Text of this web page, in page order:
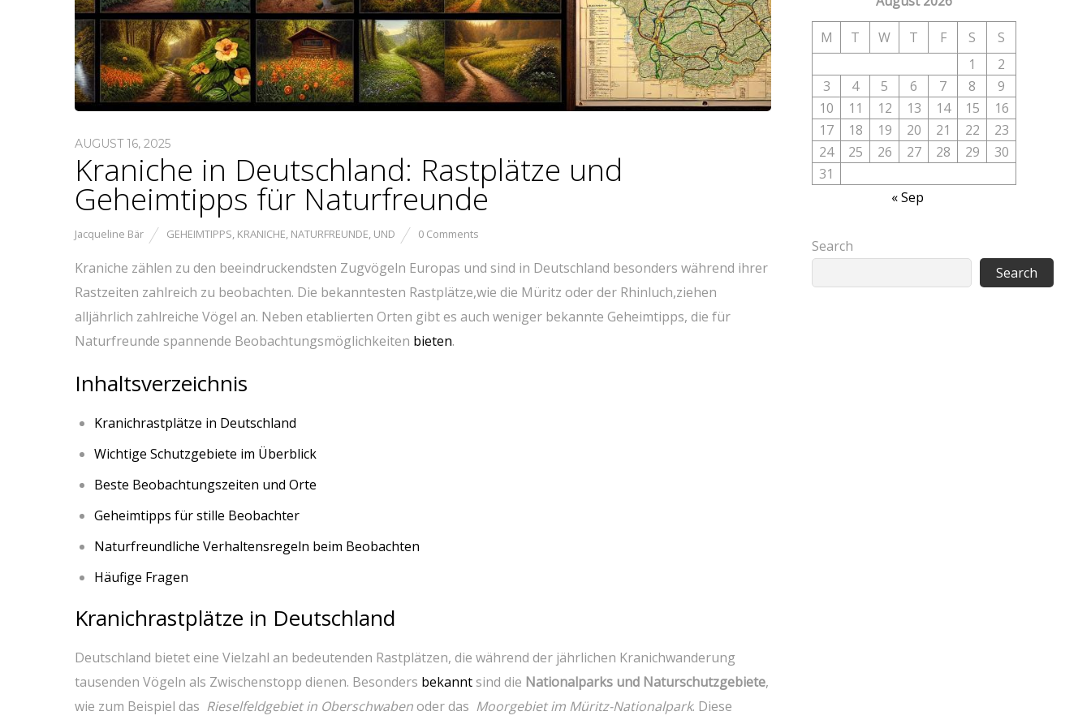
AUGUST 16, 2025
Kraniche in Deutschland: Rastplätze und
Geheimtipps für Naturfreunde
Jacqueline Bär GEHEIMTIPPS, KRANICHE, NATURFREUNDE, UND 0 Comments
Kraniche zählen zu⁤ den beeindruckendsten Zugvögeln Europas und sind in Deutschland besonders​ während ihrer
Rastzeiten ‍zahlreich zu beobachten. ⁢Die bekanntesten Rastplätze,wie⁣ die Müritz​ oder der ⁤Rhinluch,ziehen
alljährlich ​zahlreiche Vögel an. ​Neben etablierten Orten gibt es⁣ auch weniger bekannte Geheimtipps, die für
Naturfreunde ⁣spannende Beobachtungsmöglichkeiten bieten.
Inhaltsverzeichnis
Kranichrastplätze in Deutschland
Wichtige Schutzgebiete im Überblick
Beste Beobachtungszeiten ⁢und Orte
Geheimtipps‍ für stille ‍Beobachter
Naturfreundliche Verhaltensregeln beim⁣ Beobachten
Häufige Fragen
Kranichrastplätze​ in Deutschland
Deutschland bietet ‌eine Vielzahl an bedeutenden Rastplätzen, die ‍während der jährlichen⁤ Kranichwanderung
tausenden ⁤Vögeln als Zwischenstopp dienen. Besonders ⁤ bekanntsind ⁤die‍ Nationalparks ⁢und Naturschutzgebiete,
⁤wie zum⁢ Beispiel ‌das ​ Rieselfeldgebiet in Oberschwabenoder das ⁤ Moorgebiet ⁣im Müritz-Nationalpark. Diese
M T W T F S
S
1
2
3
4 5 6 7 8
9
10
11 12 13 14 15
16
17
18 19 20 21 22
23
24
25 26 27 28 29
30
31
« Sep
Search
Search